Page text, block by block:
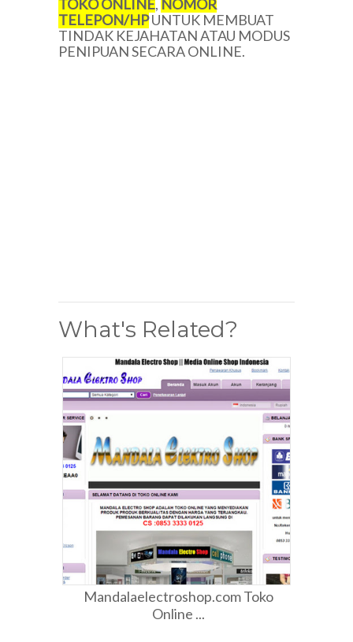
TOKO ONLINE, NOMOR
TELEPON/HPUNTUK MEMBUAT
TINDAK KEJAHATAN ATAU MODUS
PENIPUAN SECARA ONLINE.
What's Related?
Mandalaelectroshop.com Toko
Online ...